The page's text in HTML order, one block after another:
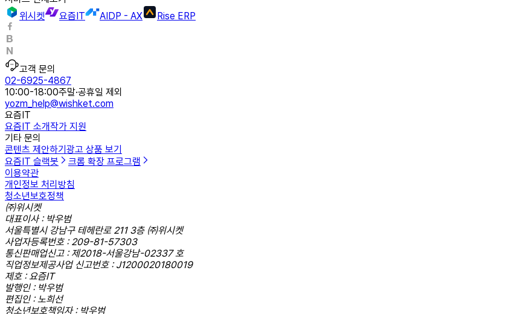
위시켓
요즘IT AIDP - AX Rise ERP
고객 문의
02-6925-4867
10:00-18:00주말·공휴일 제외
yozm_help@wishket.com
요즘IT
요즘IT 소개작가 지원
기타 문의
콘텐츠 제안하기 광고 상품 보기
요즘IT 슬랙봇
크롬 확장 프로그램
이용약관
개인정보 처리방침
청소년보호정책
㈜위시켓
대표이사 : 박우범
서울특별시 강남구 테헤란로 211 3층 ㈜위시켓
사업자등록번호 : 209-81-57303
통신판매업신고 : 제2018-서울강남-02337 호
직업정보제공사업 신고번호 : J1200020180019
제호 : 요즘IT
발행인 : 박우범
편집인 : 노희선
청소년보호책임자 : 박우범